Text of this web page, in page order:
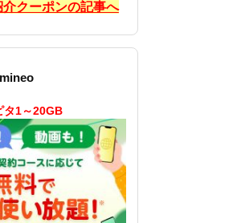
クーポンの記事へ
mineo
タ1～20GB